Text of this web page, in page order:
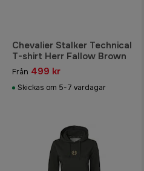
Chevalier Stalker Technical
T-shirt Herr Fallow Brown
Från 499 kr
Skickas om 5-7 vardagar